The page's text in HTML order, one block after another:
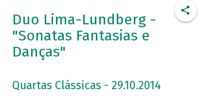
Duo Lima-Lundberg -
"Sonatas Fantasias e
Danças"
Quartas Clássicas - 29.10.2014